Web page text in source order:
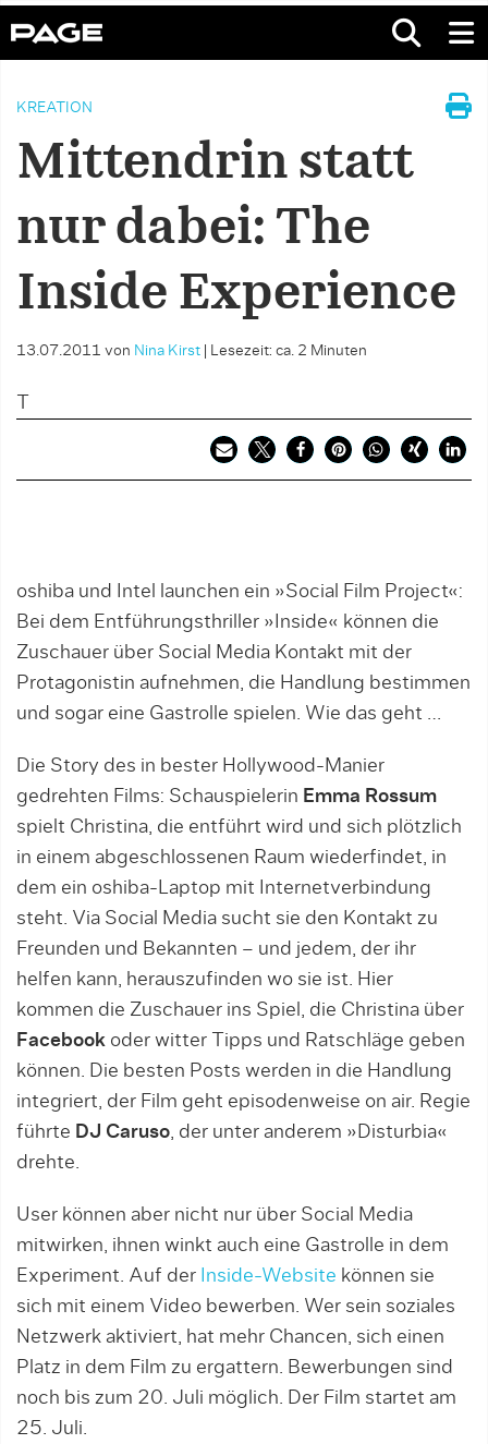
KREATION
Mittendrin statt
nur dabei: The
Inside Experience
13.07.2011 von Nina Kirst Lesezeit: ca. 2 Minuten
oshiba und Intel launchen ein »Social Film Project«:
Bei dem Entführungsthriller »Inside« können die
Zuschauer über Social Media Kontakt mit der
Protagonistin aufnehmen, die Handlung bestimmen
und sogar eine Gastrolle spielen. Wie das geht …
Die Story des in bester Hollywood-Manier
gedrehten Films: Schauspielerin Emma Rossum
spielt Christina, die entführt wird und sich plötzlich
in einem abgeschlossenen Raum wiederfindet, in
dem ein oshiba-Laptop mit Internetverbindung
steht. Via Social Media sucht sie den Kontakt zu
Freunden und Bekannten – und jedem, der ihr
helfen kann, herauszufinden wo sie ist. Hier
kommen die Zuschauer ins Spiel, die Christina über
Facebook oder witter Tipps und Ratschläge geben
können. Die besten Posts werden in die Handlung
integriert, der Film geht episodenweise on air. Regie
führte DJ Caruso, der unter anderem »Disturbia«
drehte.
User können aber nicht nur über Social Media
mitwirken, ihnen winkt auch eine Gastrolle in dem
Experiment. Auf der Inside-Website können sie
sich mit einem Video bewerben. Wer sein soziales
Netzwerk aktiviert, hat mehr Chancen, sich einen
Platz in dem Film zu ergattern. Bewerbungen sind
noch bis zum 20. Juli möglich. Der Film startet am
25. Juli.